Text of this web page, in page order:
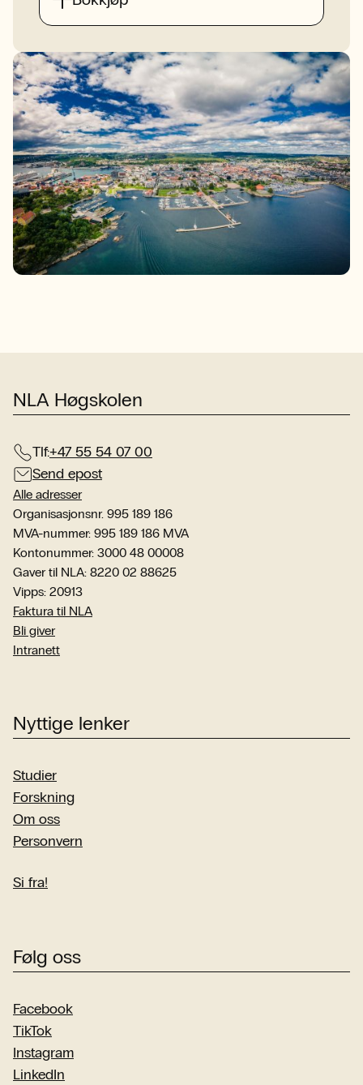
NLA Høgskolen
Tlf:+47 55 54 07 00
Send epost
Alle adresser
Organisasjonsnr. 995 189 186
MVA-nummer: 995 189 186 MVA
Kontonummer: 3000 48 00008
Gaver til NLA: 8220 02 88625
Vipps: 20913
Faktura til NLA
Bli giver
Intranett
Nyttige lenker
Studier
Forskning
Om oss
Personvern
Si fra!
Følg oss
Facebook
TikTok
Instagram
LinkedIn